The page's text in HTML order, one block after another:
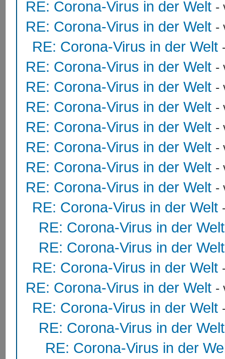
RE: Corona-Virus in der Welt -
RE: Corona-Virus in der Welt -
RE: Corona-Virus in der Welt
RE: Corona-Virus in der Welt -
RE: Corona-Virus in der Welt -
RE: Corona-Virus in der Welt -
RE: Corona-Virus in der Welt -
RE: Corona-Virus in der Welt -
RE: Corona-Virus in der Welt -
RE: Corona-Virus in der Welt -
RE: Corona-Virus in der Welt
RE: Corona-Virus in der Welt
RE: Corona-Virus in der Welt
RE: Corona-Virus in der Welt
RE: Corona-Virus in der Welt -
RE: Corona-Virus in der Welt
RE: Corona-Virus in der Welt
RE: Corona-Virus in der